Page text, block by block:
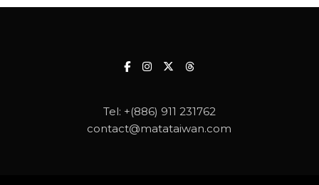
Tel: +(886) 911 231762
contact@matataiwan.com